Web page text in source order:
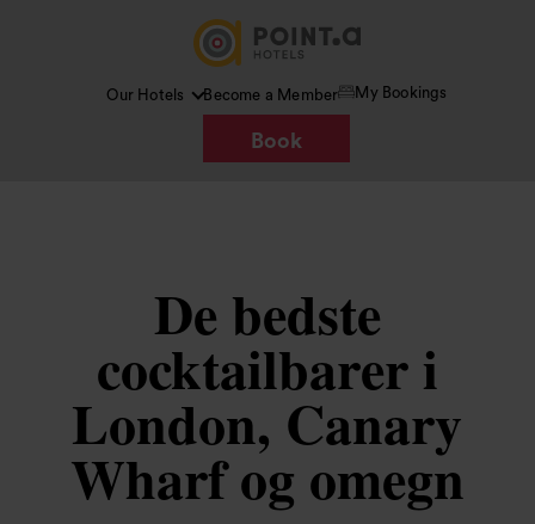
Our Hotels Become a Member My Bookings
Book
De bedste
cocktailbarer i
London, Canary
Wharf og omegn